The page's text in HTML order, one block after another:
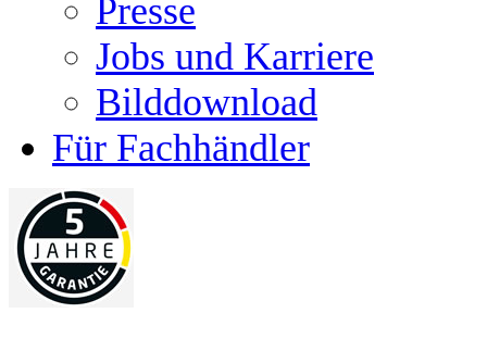
Presse
Jobs und Karriere
Bilddownload
Für Fachhändler